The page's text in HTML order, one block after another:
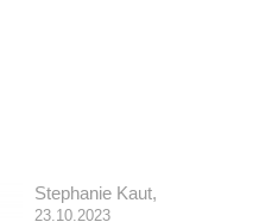
Stephanie Kaut,
23.10.2023